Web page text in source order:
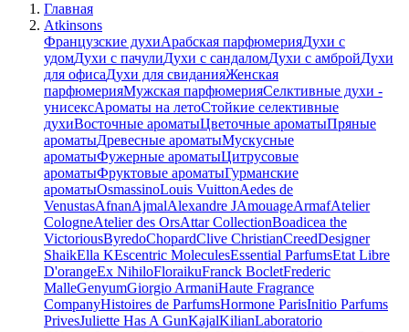
Главная
Atkinsons
Французские духиАрабская парфюмерияДухи с
удомДухи с пачулиДухи с сандаломДухи с амбройДухи
для офисаДухи для свиданияЖенская
парфюмерияМужская парфюмерияСелктивные духи -
унисексАроматы на летоСтойкие селективные
духиВосточные ароматыЦветочные ароматыПряные
ароматыДревесные ароматыМускусные
ароматыФужерные ароматыЦитрусовые
ароматыФруктовые ароматыГурманские
ароматыOsmassinoLouis VuittonAedes de
VenustasAfnanAjmalAlexandre JAmouageArmafAtelier
CologneAtelier des OrsAttar CollectionBoadicea the
VictoriousByredoChopardClive ChristianCreedDesigner
ShaikElla KEscentric MoleculesEssential ParfumsEtat Libre
D'orangeEx NihiloFloraikuFranck BocletFrederic
MalleGenyumGiorgio ArmaniHaute Fragrance
CompanyHistoires de ParfumsHormone ParisInitio Parfums
PrivesJuliette Has A GunKajalKilianLaboratorio